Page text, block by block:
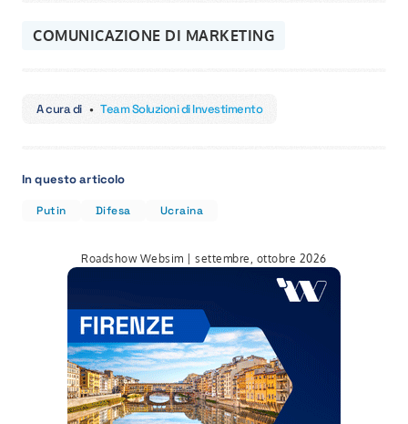
COMUNICAZIONE DI MARKETING
A cura di • Team Soluzioni di Investimento
In questo articolo
Putin Difesa Ucraina
Roadshow Websim | settembre, ottobre 2026